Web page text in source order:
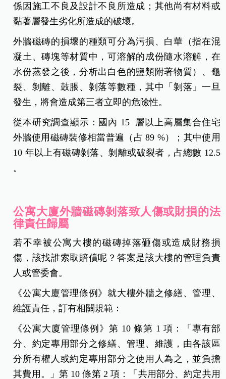
係因施工不良及設計不良所造成；其他尚有材料或
黏著層發生劣化所造成的破壞。
外牆磁磚的損壞的種類可分為污損、白華（指在混
凝土、磚塊等材質中，可溶解的成份隨水溶解，在
水份蒸發之後，分析出白色的鹽類附著物質）、龜
裂、剝離、鼓脹、剝落等數種，其中「剝落」一旦
發生，將會造成第三者立即的危險性。
從本研究調查顯示：國內 15 層以上高層集合住宅
外牆使用磁磚裝修相當普遍（占 89 %）；其中使用
10 年以上有磁磚剝落、剝離或破裂者，占總數 12.5
。
公寓大廈外牆磁磚剝落致人傷或財損的法
律責任歸屬
若不幸被公寓大樓的磁磚掉落砸傷或造成財務損
傷，該找誰索取賠償呢？答案是該大樓的管理負責
人或管委會。
《公寓大廈管理條例》就大樓外牆之修繕、管理、
維護責任，訂有相關規範：
《公寓大廈管理條例》第 10 條第 1 項：「專有部
分、約定專用部分之修繕、管理、維護，由各該區
分所有權人或約定專用部分之使用人為之，並負擔
其費用。」第 10 條第 2 項：「共用部分、約定共用